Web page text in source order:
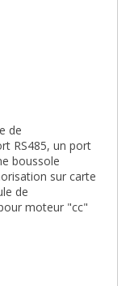
de
RS485, un port
boussole
sur carte
de
moteur "cc"